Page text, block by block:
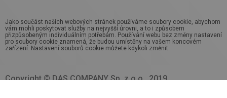
Jako součást našich webových stránek používáme soubory cookie, abychom
vám mohli poskytovat služby na nejvyšší úrovni, a to i způsobem
přizpůsobeným individuálním potřebám. Používání webu bez změny nastavení
pro soubory cookie znamená, že budou umístěny na vašem koncovém
zařízení. Nastavení souborů cookie můžete kdykoli změnit.
Copyright © DAS COMPANY Sp. z o.o., 2019.